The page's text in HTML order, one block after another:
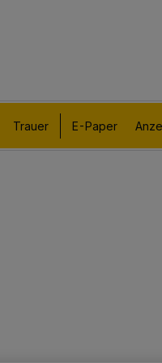
Trauer E-Paper